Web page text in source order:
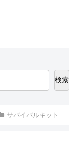
検索
サバイバルキット